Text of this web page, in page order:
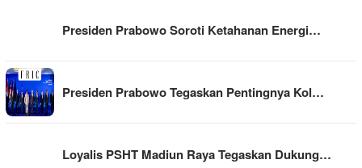
Presiden Prabowo Soroti Ketahanan Energi…
Presiden Prabowo Tegaskan Pentingnya Kol…
Loyalis PSHT Madiun Raya Tegaskan Dukung…